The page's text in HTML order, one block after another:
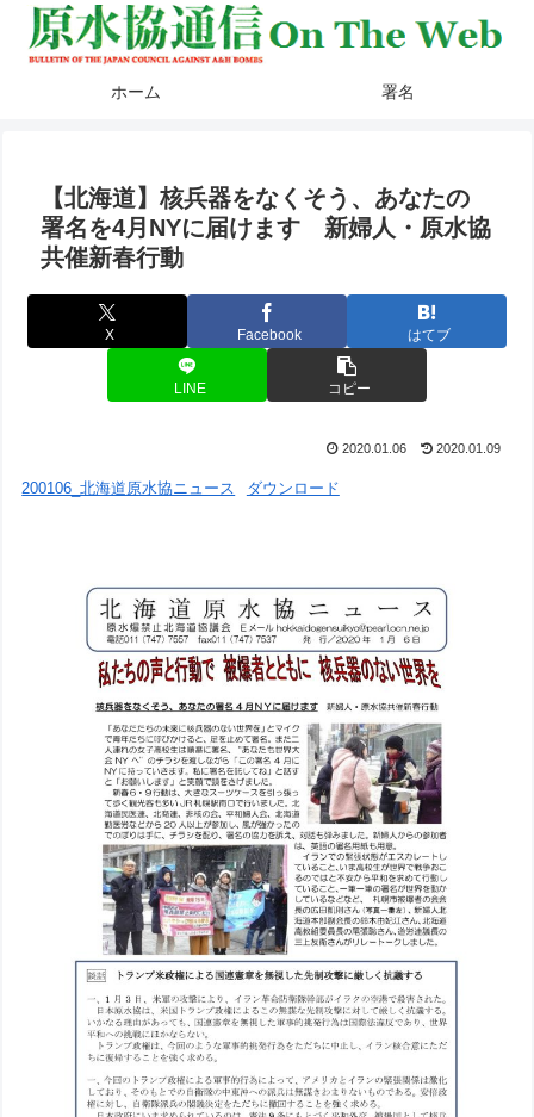
ホーム 署名
【北海道】核兵器をなくそう、あなたの
署名を4月NYに届けます 新婦人・原水協
共催新春行動
X Facebook はてブ
LINE コピー
2020.01.06 2020.01.09
200106_北海道原水協ニュース ダウンロード